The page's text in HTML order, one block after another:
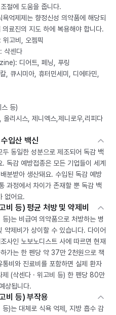
절에 도움을 줍니다.
억제제는 향정신성 의약품에 해당되
료진의 지도 하에 복용해야 합니다.
고비, 오젬픽
삭센다
디어트, 페닝, 푸링
큐시미아, 휴터민세미, 디에타민,
등)
리시스, 제니엑스,제니로우,리피다
입산 백신
동일한 성분으로 제조되어 독감 백
독감 예방접종은 모든 기업들이 세계
분받아 생산돼요. 수입된 독감 예방
과정에서 차이가 존재할 뿐 독감 백
없어요.
비 등) 평균 처방 및 약제비
)는 비급여 의약품으로 처방하는 병
약제비가 상이할 수 있습니다. 다이어
사인 노보노디스트 사에 따르면 현재
가는 한 펜당 약 37만 2천원으로 책
비와 진료비를 포함하면 실제 환자
(삭센다 · 위고비 등) 한 펜당 80만
상됩니다.
비 등) 부작용
등)는 대체로 식욕 억제, 지방 흡수 감